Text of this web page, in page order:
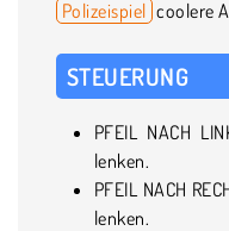
Polizeispiel coolere
STEUERUNG
PFEIL NACH
lenken.
PFEIL NACH
lenken.